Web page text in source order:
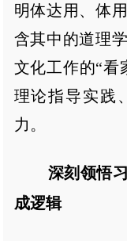
明体达用、体
含其中的道理
文化工作的“看
理论指导实践
力。
深刻领悟习
成逻辑